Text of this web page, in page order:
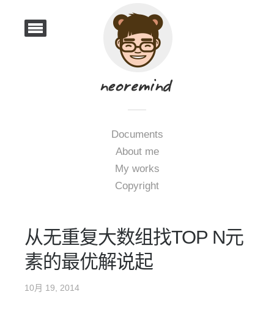
Documents
About me
My works
Copyright
从无重复大数组找TOP N元
素的最优解说起
10月 19, 2014